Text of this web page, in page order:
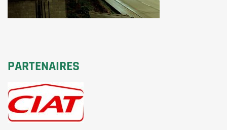
PARTENAIRES